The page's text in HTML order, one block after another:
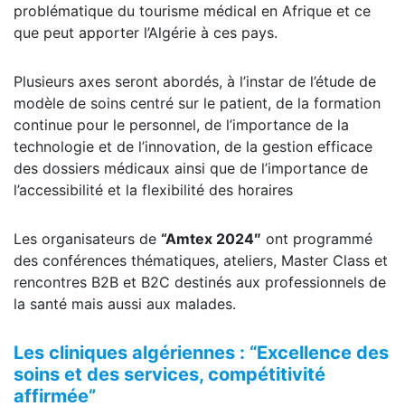
problématique du tourisme médical en Afrique et ce
que peut apporter l’Algérie à ces pays.
Plusieurs axes seront abordés, à l’instar de l’étude de
modèle de soins centré sur le patient, de la formation
continue pour le personnel, de l’importance de la
technologie et de l’innovation, de la gestion efficace
des dossiers médicaux ainsi que de l’importance de
l’accessibilité et la flexibilité des horaires
Les organisateurs de “Amtex 2024″ ont programmé
des conférences thématiques, ateliers, Master Class et
rencontres B2B et B2C destinés aux professionnels de
la santé mais aussi aux malades.
Les cliniques algériennes : “Excellence des
soins et des services, compétitivité
affirmée”